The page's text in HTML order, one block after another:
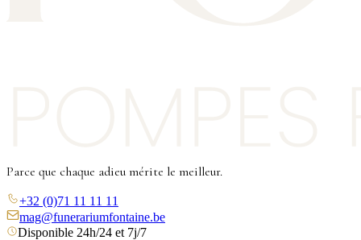
Parce que chaque adieu mérite le meilleur.
+32 (0)71 11 11 11
mag@funerariumfontaine.be
Disponible 24h/24 et 7j/7